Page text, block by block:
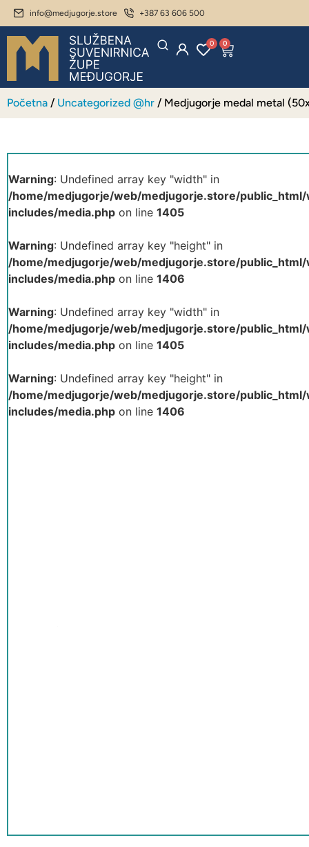
info@medjugorje.store +387 63 606 500
0 0
Početna / Uncategorized @hr / Medjugorje medal metal
Warning: Undefined array key "width" in
/home/medjugorje/web/medjugorje.store/
includes/media.php on line 1405
Warning: Undefined array key "height" in
/home/medjugorje/web/medjugorje.store/
includes/media.php on line 1406
Warning: Undefined array key "width" in
/home/medjugorje/web/medjugorje.store/
includes/media.php on line 1405
Warning: Undefined array key "height" in
/home/medjugorje/web/medjugorje.store/
includes/media.php on line 1406